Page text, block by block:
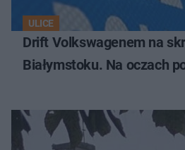
ULICE
Drift Volkswagenem na
Białymstoku. Na oczach